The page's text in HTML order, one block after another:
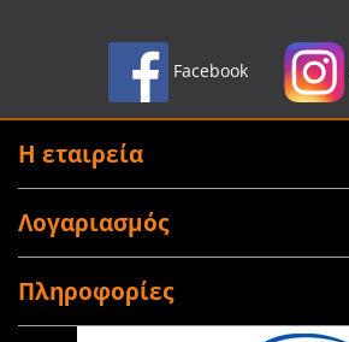
Facebook
Η εταιρεία
Λογαριασμός
Πληροφορίες